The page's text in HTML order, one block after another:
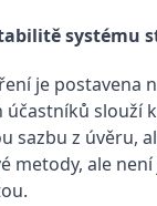
systému
je postavena
účastníků
sazbu z úvěru,
ale